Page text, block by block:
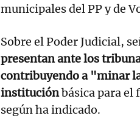
municipales del PP y de
Sobre el Poder Judicial,
presentan ante los
contribuyendo a "minar
instituciónbásica para el
según ha indicado.